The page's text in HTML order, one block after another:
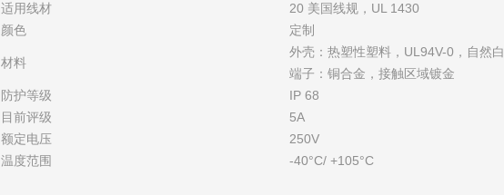
适用线材
20 美国线规，UL 1430
颜色
定制
材料
外壳：热塑性塑料，UL94V-0，自然白
端子：铜合金，接触区域镀金
防护等级
IP 68
目前评级
5A
额定电压
250V
温度范围
-40°C/ +105°C